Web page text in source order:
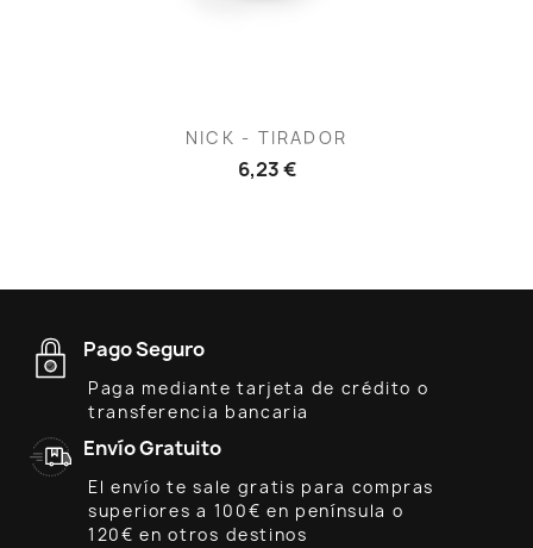
NICK - TIRADOR
6,23 €
Pago Seguro
Paga mediante tarjeta de crédito o
transferencia bancaria
Envío Gratuito
El envío te sale gratis para compras
superiores a 100€ en península o
120€ en otros destinos